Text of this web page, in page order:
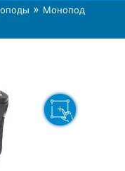
фототехники
foto-
пуста.
» Монопод